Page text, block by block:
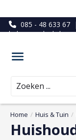
085 - 48 633 67
ledenvoordeel.nl
Zoeken
Home / Huis & Tuin /